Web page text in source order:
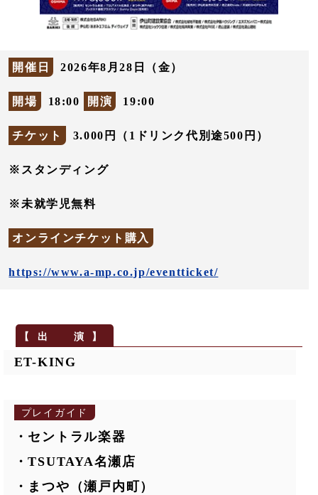
開催日 2026年8月28日（金）
開場 18:00 開演 19:00
チケット 3.000円（1ドリンク代別途500円）
※スタンディング
※未就学児無料
オンラインチケット購入
https://www.a-mp.co.jp/eventticket/
ET-KING
プレイガイド
・セントラル楽器
・TSUTAYA名瀬店
・まつや（瀬戸内町）